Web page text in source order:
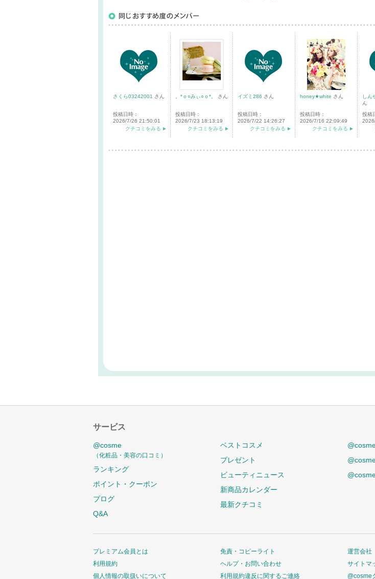
さくら03242001 さん
投稿日時：
2026/7/26 21:50:01
クチコミをみる
。*ｏ○みぃ○ｏ*。 さん
投稿日時：
2026/7/23 18:13:19
クチコミをみる
イズミ286 さん
投稿日時：
2026/7/22 14:26:27
クチコミをみる
honey★white さん
投稿日時：
2026/7/16 22:09:49
クチコミをみる
しん
ん
投稿
サービス
@cosme
（化粧品・美容の口コミ）
ランキング
ポイント・クーポン
ブログ
Q&A
ベストコスメ
プレゼント
ビューティニュース
新商品カレンダー
最新クチコミ
プレミアム会員とは
利用規約
個人情報の取扱いについて
免責・コピーライト
ヘルプ・お問い合わせ
利用規約違反に関するご連絡
運営会社
サイトマ
@cosme